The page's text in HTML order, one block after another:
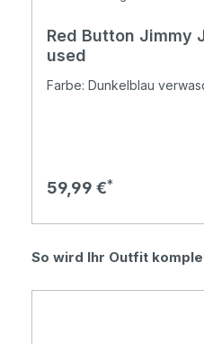
Red Button Jimmy
used
Farbe: Dunkelblau
Regulärer Preis:
59,99 €
Produktgalerie
So wird Ihr Outfit